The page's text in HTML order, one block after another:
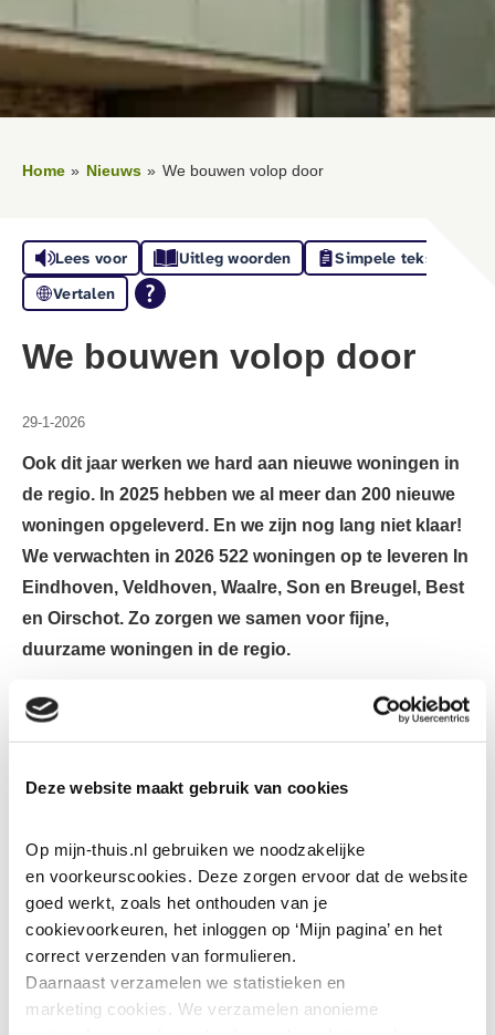
Deze website maakt gebruik van cookies
Op mijn-thuis.nl gebruiken we noodzakelijke
en voorkeurscookies. Deze zorgen ervoor dat de website
goed werkt, zoals het onthouden van je
cookievoorkeuren, het inloggen op ‘Mijn pagina’ en het
correct verzenden van formulieren.
Daarnaast verzamelen we statistieken en
marketing cookies. We verzamelen anonieme
Home Nieuws We bouwen volop door
Lees voor Uitleg woorden
Simpele tekst
Vertalen
We bouwen volop door
29-1-2026
Ook dit jaar werken we hard aan nieuwe woningen in
de regio. In 2025 hebben we al meer dan 200 nieuwe
woningen opgeleverd. En we zijn nog lang niet klaar!
We verwachten in 2026 522 woningen op te leveren In
Eindhoven, Veldhoven, Waalre, Son en Breugel, Best
en Oirschot. Zo zorgen we samen voor fijne,
duurzame woningen in de regio.
Een paar voorbeelden van projecten waar nu van alles
Leostraat (blok 5), Eindhoven
opgeleverd. De bewoners zijn inmiddels ingetrokken.
De bouw van blok 1 tot en met 4 gaat door. Deze
verwachten we in de eerste helft van 2026 op te
leveren.
Gildebuurt, Eindhoven
De bouw verloopt volgens planning. De eerste
woningen van fase 1B worden al rond april Zo